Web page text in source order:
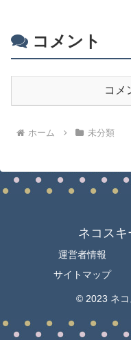
コメント
コメ
ホーム 未分類
ネコス
運営者情報
サイトマップ
© 2023 ネコ